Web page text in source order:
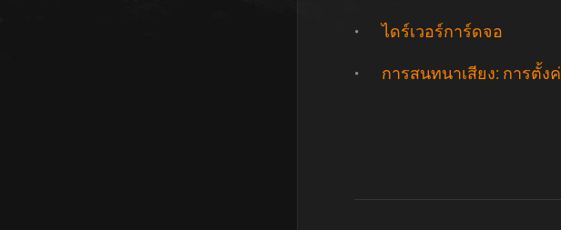
ไดร์เวอร์การ์ดจอ
การสนทนาเสียง: การตั้